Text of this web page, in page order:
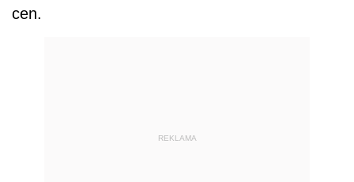
cen.
REKLAMA